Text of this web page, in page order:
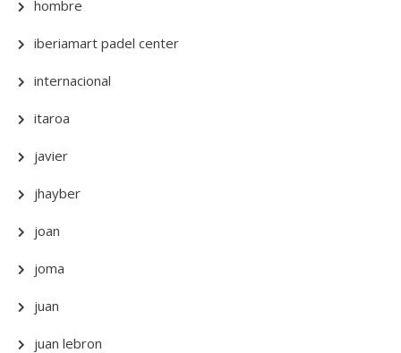
hombre
iberiamart padel center
internacional
itaroa
javier
jhayber
joan
joma
juan
juan lebron